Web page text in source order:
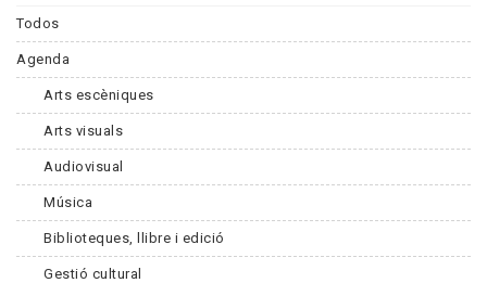
Todos
Agenda
Arts escèniques
Arts visuals
Audiovisual
Música
Biblioteques, llibre i edició
Gestió cultural